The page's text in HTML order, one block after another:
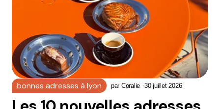
bonnes adresses à lyon par Coralie 30 juillet 2026